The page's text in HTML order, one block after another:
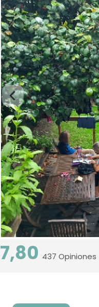
7,80 437 Opiniones